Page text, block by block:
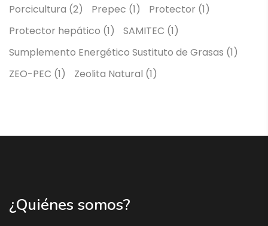
Porcicultura (2) Prepec (1) Protector (1)
Protector hepático (1) SAMITEC (1)
Sumplemento Energético Sustituto de Grasas (1)
ZEO-PEC (1) Zeolita Natural (1)
¿Quiénes somos?